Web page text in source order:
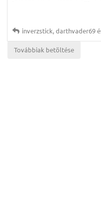
inverzstick,darthvader69
Továbbiak betöltése